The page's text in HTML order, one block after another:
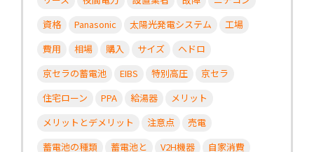
資格
Panasonic 太陽光発電システム
工場
費用
相場 購入 サイズ
ヘドロ
京セラの蓄電池
EIBS 特別高圧
京セラ
住宅ローン
PPA 給湯器
メリット
メリットとデメリット
注意点
売電
蓄電池の種類
蓄電池と V2H機器
自家消費